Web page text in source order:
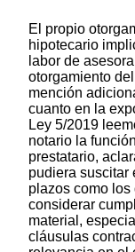
El propio
hipotecario
labor de
otorgamiento
mención
cuanto en la
Ley 5/2019
notario la
prestatario,
pudiera suscitar
plazos como los
considerar
material,
cláusulas